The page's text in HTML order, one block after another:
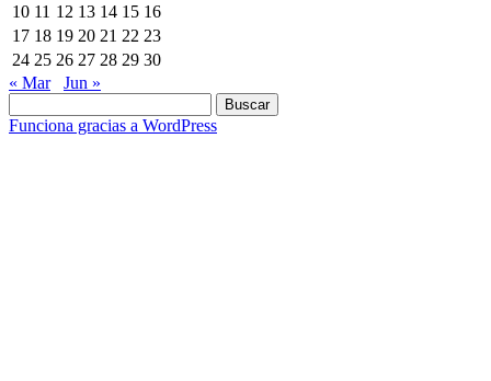
10 11 12 13 14 15 16
17 18 19 20 21 22 23
24 25 26 27 28 29 30
« Mar
Jun »
Funciona gracias a WordPress